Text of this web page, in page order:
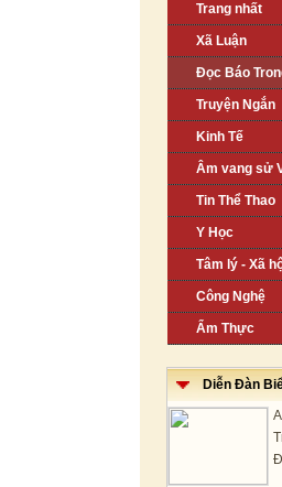
Trang nhất
Xã Luận
Đọc Báo
Truyện Ngắn
Kinh Tế
Âm vang sử
Tin Thể Thao
Y Học
Tâm lý - Xã
Công Nghệ
Ẩm Thực
Diễn Đàn